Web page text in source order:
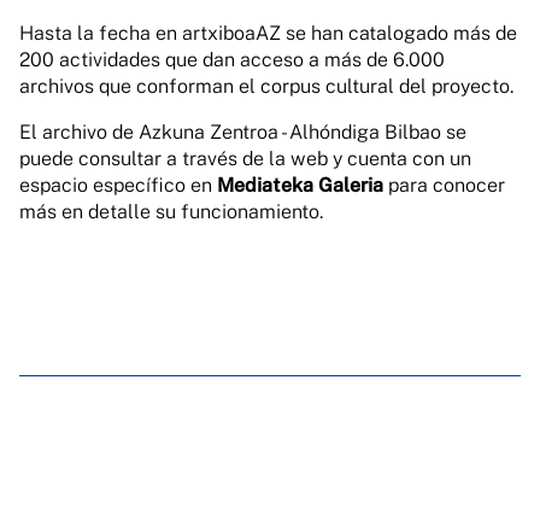
Hasta la fecha en artxiboaAZ se han catalogado más de
200 actividades que dan acceso a más de 6.000
archivos que conforman el corpus cultural del proyecto.
El archivo de Azkuna Zentroa - Alhóndiga Bilbao se
puede consultar a través de la web y cuenta con un
espacio específico en Mediateka Galeria para conocer
más en detalle su funcionamiento.